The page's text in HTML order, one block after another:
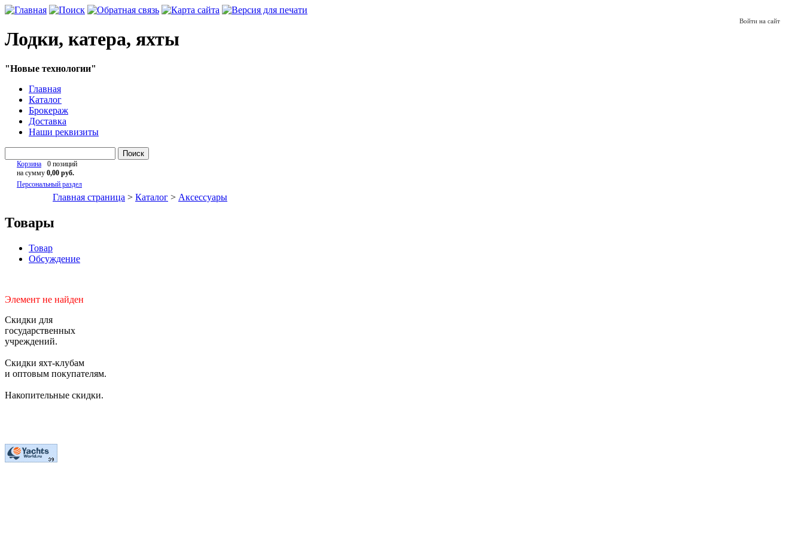
Войти на сайт
Лодки, катера, яхты
"Новые технологии"
Главная
Каталог
Брокераж
Доставка
Наши реквизиты
Поиск
Корзина
0 позиций
на сумму 0,00 руб.
Персональный раздел
Главная страница > Каталог > Аксессуары
Товары
Товар
Обсуждение
Элемент не найден
Скидки для
государственных
учреждений.
Скидки яхт-клубам
и оптовым покупателям.
Накопительные скидки.